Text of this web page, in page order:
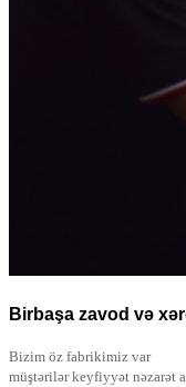
Birbaşa zavod və
Bizim öz fabrikimiz var
müştərilər keyfiyyət nəzarət